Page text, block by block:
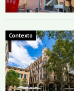
Contexto